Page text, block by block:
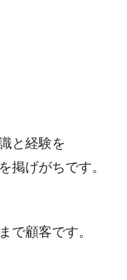
と経験を
掲げがちです。
で顧客です。